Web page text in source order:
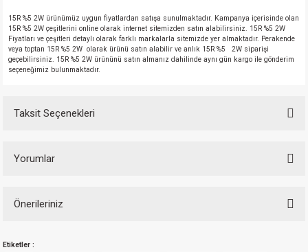
15R %5 2W ürünümüz uygun fiyatlardan satışa sunulmaktadır. Kampanya içerisinde olan
15R %5 2W çeşitlerini online olarak internet sitemizden satın alabilirsiniz. 15R %5 2W
Fiyatları ve çeşitleri detaylı olarak farklı markalarla sitemizde yer almaktadır. Perakende
veya toptan 15R %5 2W olarak ürünü satın alabilir ve anlık 15R %5 2W siparişi
geçebilirsiniz. 15R %5 2W ürününü satın almanız dahilinde aynı gün kargo ile gönderim
seçeneğimiz bulunmaktadır.
Taksit Seçenekleri
Yorumlar
Önerileriniz
yetersiz gördüğünüz noktaları öneri formunu kullanarak tarafımıza
Etiketler :